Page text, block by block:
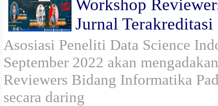
Workshop
Jurnal
Asosiasi Peneliti Data Science
September 2022 akan
Reviewers Bidang Informatika
secara daring